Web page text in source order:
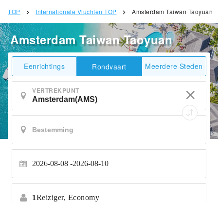
TOP Internationale Vluchten TOP Amsterdam Taiwan Taoyuan
Amsterdam Taiwan Taoyuan
Eenrichtings Rondvaart Meerdere Steden
VERTREKPUNT
2026-08-08 2026-08-10
1Reiziger, Economy